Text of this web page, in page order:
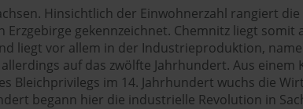
Hinsichtlich der Einwohnerzahl rangiert
gekennzeichnet. Chemnitz liegt
liegt vor allem in der Industrieproduktion,
auf das zwölfte Jahrhundert. Aus
Bleichprivilegs im 14. Jahrhundert wuchs die
begann hier die industrielle Revolution in